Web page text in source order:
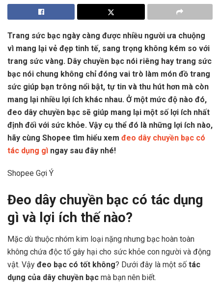
Trang sức bạc ngày càng được nhiều người ưa chuộng
vì mang lại vẻ đẹp tinh tế, sang trọng không kém so với
trang sức vàng. Dây chuyền bạc nói riêng hay trang sức
bạc nói chung không chỉ đóng vai trò làm món đồ trang
sức giúp bạn trông nổi bật, tự tin và thu hút hơn mà còn
mang lại nhiều lợi ích khác nhau. Ở một mức độ nào đó,
đeo dây chuyền bạc sẽ giúp mang lại một số lợi ích nhất
định đối với sức khỏe. Vậy cụ thể đó là những lợi ích nào,
hãy cùng Shopee tìm hiểu xem đeo dây chuyền bạc có
tác dụng gì ngay sau đây nhé!
Shopee Gợi Ý
Đeo dây chuyền bạc có tác dụng
gì và lợi ích thế nào?
Mặc dù thuộc nhóm kim loại nặng nhưng bạc hoàn toàn
không chứa độc tố gây hại cho sức khỏe con người và động
vật. Vậy đeo bạc có tốt không? Dưới đây là một số tác
dụng của dây chuyền bạc mà bạn nên biết.